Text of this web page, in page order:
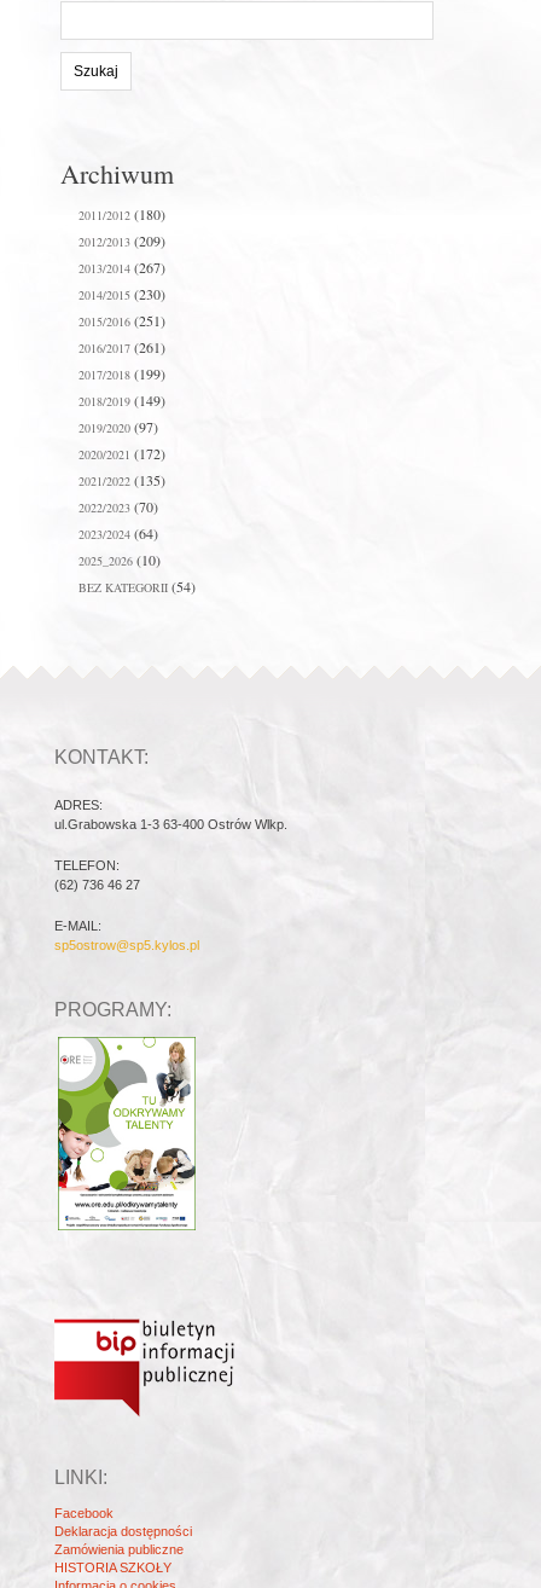
stronie:
Archiwum
2011/2012(180)
2012/2013(209)
2013/2014(267)
2014/2015(230)
2015/2016(251)
2016/2017(261)
2017/2018(199)
2018/2019(149)
2019/2020(97)
2020/2021 (172)
2021/2022 (135)
2022/2023(70)
2023/2024(64)
2025_2026(10)
BEZ KATEGORII(54)
KONTAKT:
ADRES:
ul.Grabowska 1-3 63-400 Ostrów Wlkp.
TELEFON:
(62) 736 46 27
E-MAIL:
sp5ostrow@sp5.kylos.pl
PROGRAMY:
LINKI:
Facebook
Deklaracja dostępności
Zamówienia publiczne
HISTORIA SZKOŁY
Informacja o cookies